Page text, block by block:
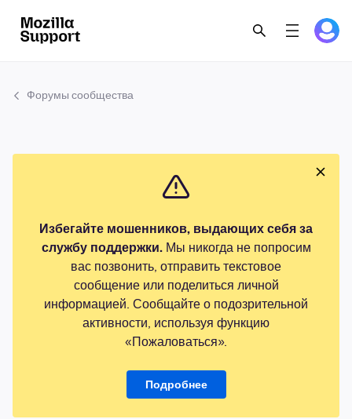
Форумы сообщества
Избегайте мошенников, выдающих себя за
службу поддержки.Мы никогда не попросим
вас позвонить, отправить текстовое
сообщение или поделиться личной
информацией. Сообщайте о подозрительной
активности, используя функцию
«Пожаловаться».
Подробнее